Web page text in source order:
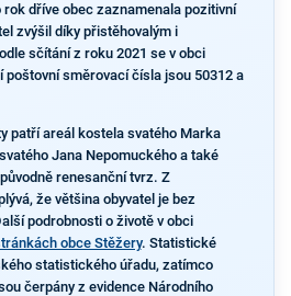
rok dříve obec zaznamenala pozitivní
zvýšil díky přistěhovalým i
sčítání z roku 2021 se v obci
poštovní směrovací čísla jsou 50312 a
patří areál kostela svatého Marka
Jana Nepomuckého a také
renesanční tvrz. Z
že většina obyvatel je bez
podrobnosti o životě v obci
obce Stěžery. Statistické
statistického úřadu, zatímco
čerpány z evidence Národního